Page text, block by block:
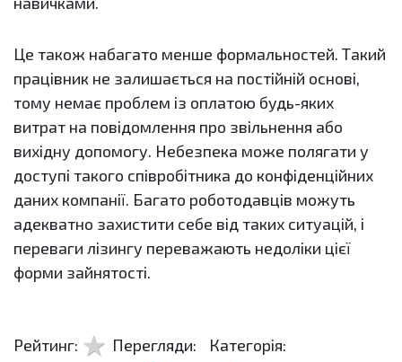
Це також набагато менше формальностей. Такий
працівник не залишається на постійній основі,
тому немає проблем із оплатою будь-яких
витрат на повідомлення про звільнення або
вихідну допомогу. Небезпека може полягати у
доступі такого співробітника до конфіденційних
даних компанії. Багато роботодавців можуть
адекватно захистити себе від таких ситуацій, і
переваги лізингу переважають недоліки цієї
форми зайнятості.
Рейтинг:
Перегляди:
Категорія: